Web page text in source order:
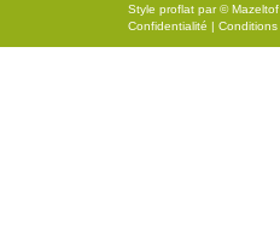
Style proflat par ©Mazeltof
Confidentialité | Conditions